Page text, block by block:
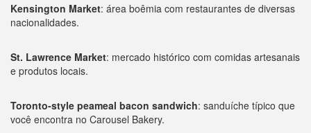
Kensington Market: área boêmia com restaurantes de diversas
nacionalidades.
St. Lawrence Market: mercado histórico com comidas artesanais
e produtos locais.
Toronto-style peameal bacon sandwich: sanduíche típico que
você encontra no Carousel Bakery.